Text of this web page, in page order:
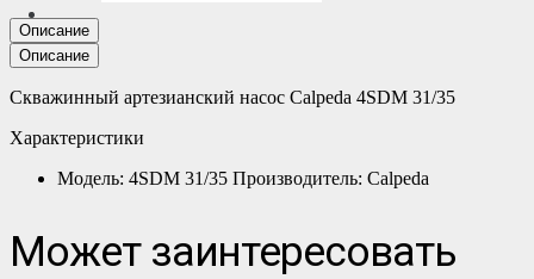
Описание
Описание
Скважинный артезианский насос Calpeda 4SDM 31/35
Характеристики
Модель: 4SDM 31/35 Производитель: Calpeda
Может заинтересовать